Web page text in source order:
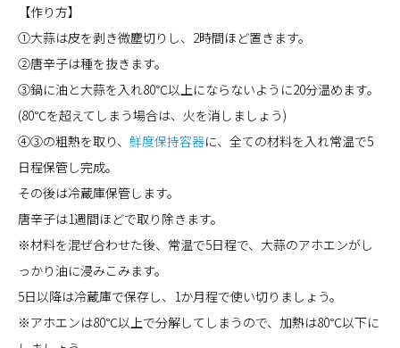
【作り方】
①大蒜は皮を剥き微塵切りし、2時間ほど置きます。
②唐辛子は種を抜きます。
③鍋に油と大蒜を入れ80℃以上にならないように20分温めます。
(80℃を超えてしまう場合は、火を消しましょう)
④③の粗熱を取り、 鮮度保持容器に、全ての材料を入れ常温で5
日程保管し完成。
その後は冷蔵庫保管します。
唐辛子は1週間ほどで取り除きます。
※材料を混ぜ合わせた後、常温で5日程で、大蒜のアホエンがし
っかり油に浸みこみます。
5日以降は冷蔵庫で保存し、1か月程で使い切りましょう。
※アホエンは80℃以上で分解してしまうので、加熱は80℃以下に